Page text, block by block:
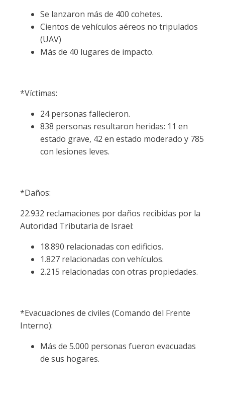
Se lanzaron más de 400 cohetes.
Cientos de vehículos aéreos no tripulados
(UAV)
Más de 40 lugares de impacto.
*Víctimas:
24 personas fallecieron.
838 personas resultaron heridas: 11 en
estado grave, 42 en estado moderado y 785
con lesiones leves.
*Daños:
22.932 reclamaciones por daños recibidas por la
Autoridad Tributaria de Israel:
18.890 relacionadas con edificios.
1.827 relacionadas con vehículos.
2.215 relacionadas con otras propiedades.
*Evacuaciones de civiles (Comando del Frente
Interno):
Más de 5.000 personas fueron evacuadas
de sus hogares.